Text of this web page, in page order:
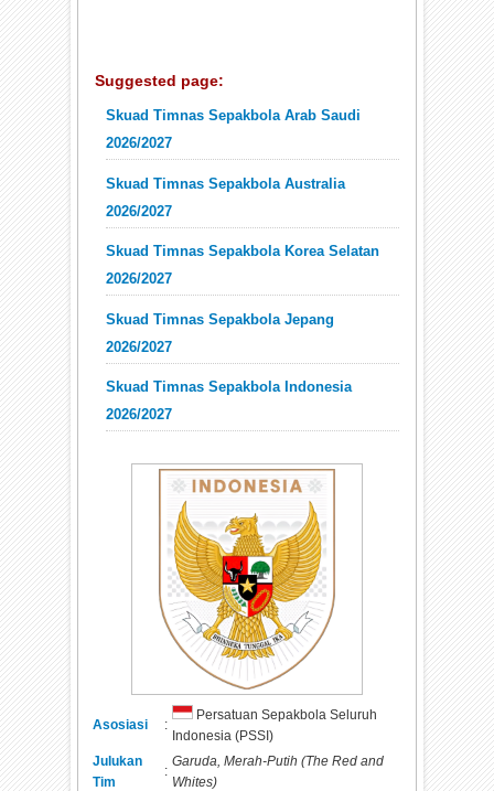
Suggested page:
Skuad Timnas Sepakbola Arab Saudi
2026/2027
Skuad Timnas Sepakbola Australia
2026/2027
Skuad Timnas Sepakbola Korea Selatan
2026/2027
Skuad Timnas Sepakbola Jepang
2026/2027
Skuad Timnas Sepakbola Indonesia
2026/2027
Asosiasi :
Persatuan Sepakbola Seluruh
Indonesia (PSSI)
Julukan
Tim
:
Garuda, Merah-Putih (The Red and
Whites)